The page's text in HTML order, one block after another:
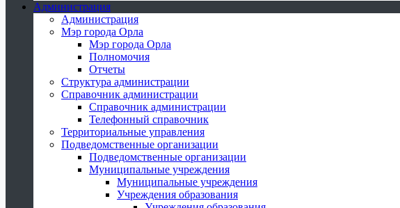
Администрация
Администрация
Мэр города Орла
Мэр города Орла
Полномочия
Отчеты
Структура администрации
Справочник администрации
Справочник администрации
Телефонный справочник
Территориальные управления
Подведомственные организации
Подведомственные организации
Муниципальные учреждения
Муниципальные учреждения
Учреждения образования